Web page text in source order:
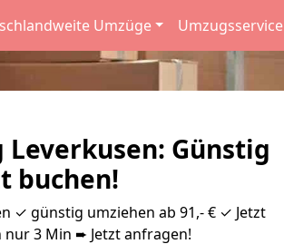
Umzüge Umzugsservice
Günstig
buchen!
✓ günstig umziehen ab 91,- € ✓ Jetzt
3 Min ➨ Jetzt anfragen!